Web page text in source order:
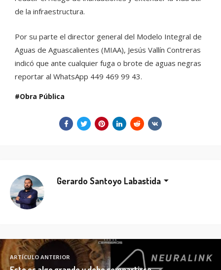
de la infraestructura.
Por su parte el director general del Modelo Integral de
Aguas de Aguascalientes (MIAA), Jesús Vallín Contreras
indicó que ante cualquier fuga o brote de aguas negras
reportar al WhatsApp 449 469 99 43.
Obra Pública
Gerardo Santoyo Labastida
ARTÍCULO ANTERIOR